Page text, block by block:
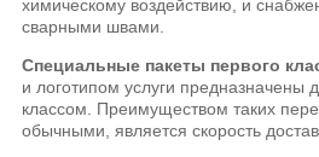
химическому воздействию, и
сварными швами.
Специальные пакеты первого
и логотипом услуги предназначены
классом. Преимуществом таких
обычными, является скорость